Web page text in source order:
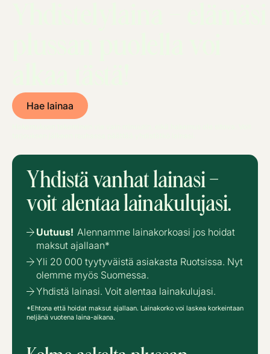
Hae lainaa
Yhdistä vanhat lainasi –
voit alentaa lainakulujasi.
Uutuus! Alennamme lainakorkoasi jos hoidat
maksut ajallaan*
Yli 20 000 tyytyväistä asiakasta Ruotsissa. Nyt
olemme myös Suomessa.
Yhdistä lainasi. Voit alentaa lainakulujasi.
*Ehtona että hoidat maksut ajallaan. Lainakorko voi laskea korkeintaan
neljänä vuotena laina-aikana.